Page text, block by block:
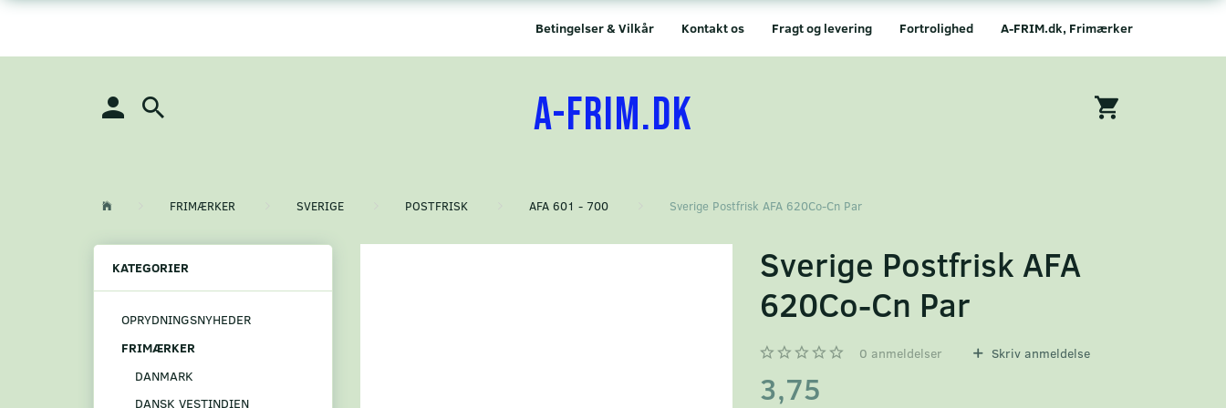
A-FRIM.dk, Frimærker
Fortrolighed
Fragt og levering
Kontakt os
Betingelser & Vilkår
A-FRIM.DK
FRIMÆRKER SVERIGE POSTFRISK AFA 601 - 700 Sverige Postfrisk AFA 620Co-Cn Par
KATEGORIER
OPRYDNINGSNYHEDER
FRIMÆRKER
DANMARK
DANSK VESTINDIEN
Sverige Postfrisk AFA
620Co-Cn Par
0 anmeldelser Skriv anmeldelse
3,75